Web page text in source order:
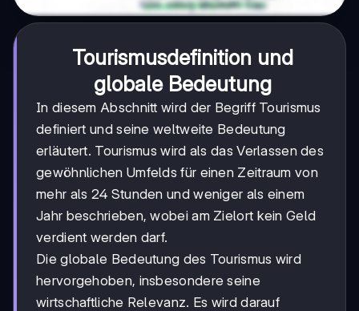
Tourismusdefinition und
globale Bedeutung
In diesem Abschnitt wird der Begriff Tourismus
definiert und seine weltweite Bedeutung
erläutert. Tourismus wird als das Verlassen des
gewöhnlichen Umfelds für einen Zeitraum von
mehr als 24 Stunden und weniger als einem
Jahr beschrieben, wobei am Zielort kein Geld
verdient werden darf.
Die globale Bedeutung des Tourismus wird
hervorgehoben, insbesondere seine
wirtschaftliche Relevanz. Es wird darauf